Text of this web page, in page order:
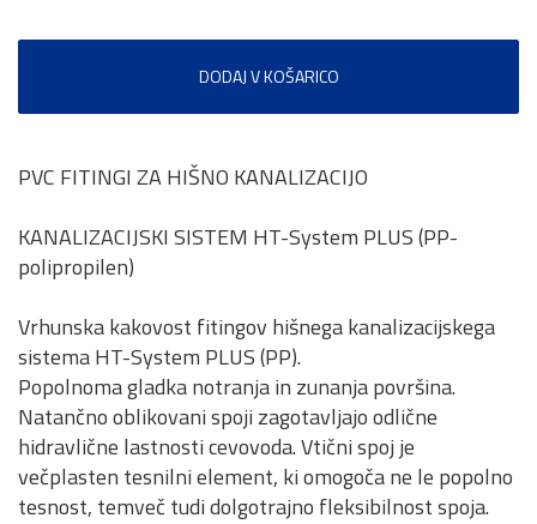
DODAJ V KOŠARICO
PVC FITINGI ZA HIŠNO KANALIZACIJO
KANALIZACIJSKI SISTEM HT-System PLUS (PP-
polipropilen)
Vrhunska kakovost fitingov hišnega kanalizacijskega
sistema HT-System PLUS (PP).
Popolnoma gladka notranja in zunanja površina.
Natančno oblikovani spoji zagotavljajo odlične
hidravlične lastnosti cevovoda. Vtični spoj je
večplasten tesnilni element, ki omogoča ne le popolno
tesnost, temveč tudi dolgotrajno fleksibilnost spoja.